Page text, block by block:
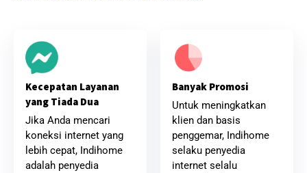
Kecepatan Layanan
yang Tiada Dua
Jika Anda mencari
koneksi internet yang
lebih cepat, Indihome
adalah penyedia
Banyak Promosi
Untuk meningkatkan
klien dan basis
penggemar, Indihome
selaku penyedia
internet selalu